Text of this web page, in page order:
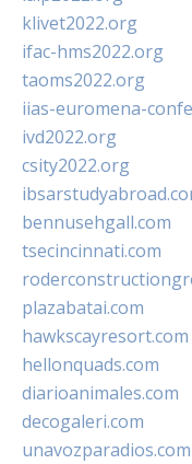
klivet2022.org
ifac-hms2022.org
taoms2022.org
iias-euromena-
ivd2022.org
csity2022.org
bennusehgall.com
tsecincinnati.com
plazabatai.com
hawkscayresort.com
hellonquads.com
diarioanimales.com
decogaleri.com
unavozparadios.com